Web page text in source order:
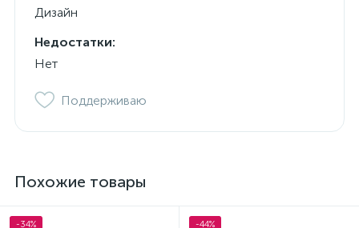
Дизайн
Недостатки:
Нет
Поддерживаю
Похожие товары
-34% -44%